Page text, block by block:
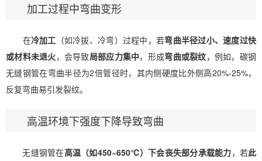
加工过程中弯曲变形
在冷加工 （如冷拔、冷弯）过程中，若弯曲半径过小、速度过快
或材料未退火，会导致局部应力集中，形成弯曲或裂纹，例如，碳钢
无缝钢管在弯曲半径为2倍管径时，其内侧硬度比外侧高20%-25%，
反复弯曲易引发裂纹。
高温环境下强度下降导致弯曲
无缝钢管在高温（如450~650℃）下会丧失部分承载能力，若此